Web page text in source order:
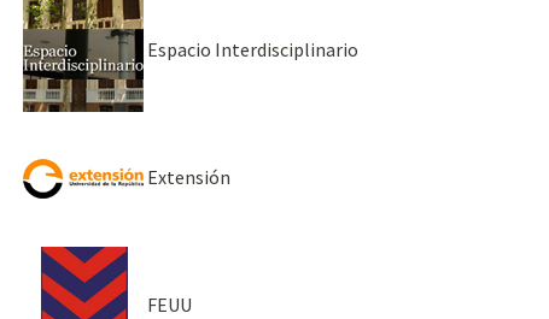
Espacio Interdisciplinario
Extensión
FEUU